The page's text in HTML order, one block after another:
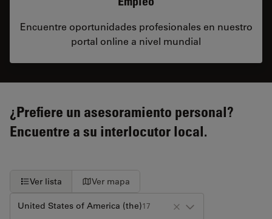
Encuentre oportunidades profesionales en nuestro
portal online a nivel mundial
¿Prefiere un asesoramiento personal?
Encuentre a su interlocutor local.
Ver lista Ver mapa
United States of America (the)17